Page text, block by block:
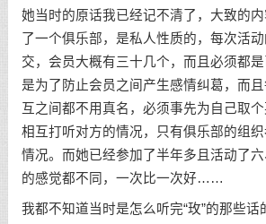
她当时的原话我已经记不清了，大致的
了一个俱乐部，是私人性质的，每次活
交，会员大概有三十几个，而且必须都
是为了防止会员之间产生感情纠葛，而
互之间都不用真名，必须事先为自己取
相互打听对方的情况，只有俱乐部的组
情况。而她已经参加了半年多且活动了
的感觉都不同，一次比一次好……
我都不知道当时是怎么听完“玫”的那些